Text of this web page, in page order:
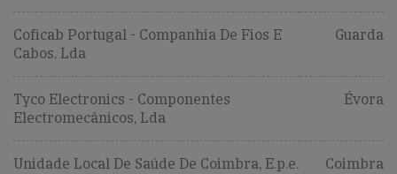
Coficab Portugal - Companhia De Fios E
Cabos, Lda
Guarda
Tyco Electronics - Componentes
Electromecânicos, Lda
Évora
Unidade Local De Saúde De Coimbra, E.p.e. Coimbra